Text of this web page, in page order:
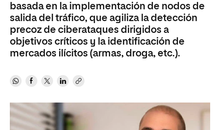
basada en la implementación de nodos de
salida del tráfico, que agiliza la detección
precoz de ciberataques dirigidos a
objetivos críticos y la identificación de
mercados ilícitos (armas, droga, etc.).